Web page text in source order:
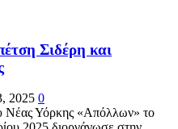
Σιδέρη και
2025 0
Υόρκης «Απόλλων» το